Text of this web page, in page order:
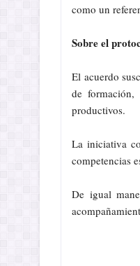
como un
Sobre el
El acuerdo
de formación,
productivos.
La iniciativa
competencias
De igual